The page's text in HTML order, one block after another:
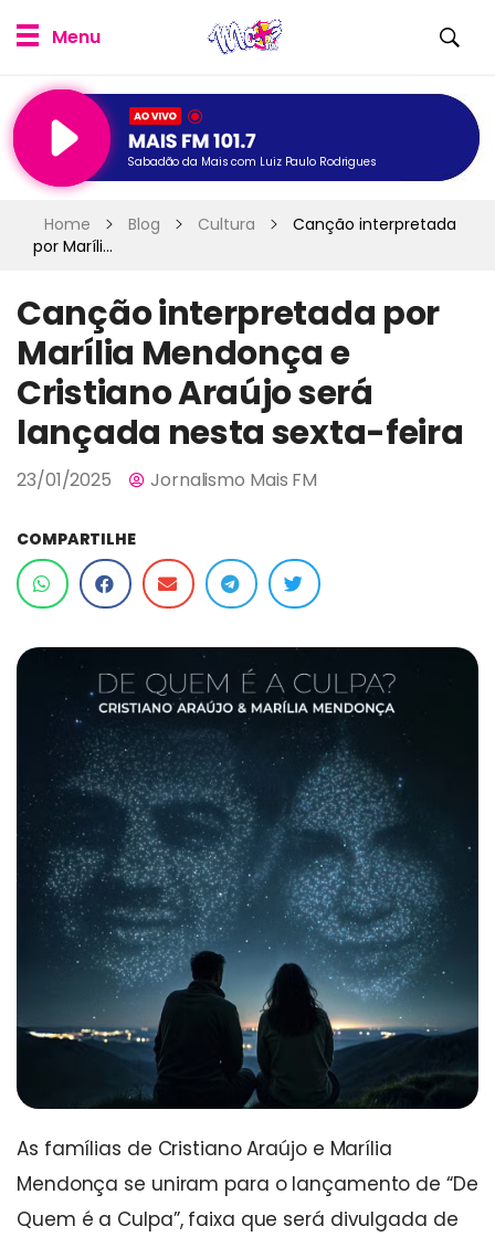
Sabadão da Mais com Luiz Paulo Rodrigues
Home Blog Cultura
Canção interpretada
por Maríli...
Canção interpretada por
Marília Mendonça e
Cristiano Araújo será
lançada nesta sexta-feira
23/01/2025 Jornalismo Mais FM
COMPARTILHE
As famílias de Cristiano Araújo e Marília
Mendonça se uniram para o lançamento de “De
Quem é a Culpa”, faixa que será divulgada de